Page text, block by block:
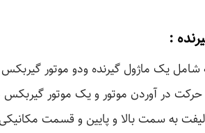
یک ماژول گیرنده ودو موتور گیربکس
حرکت در آوردن موتور و یک موتور
به سمت بالا و پایین و قسمت